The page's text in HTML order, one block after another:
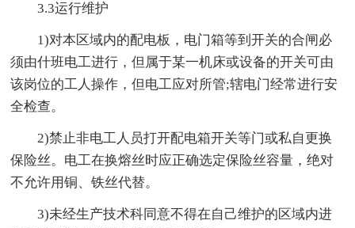
3.3运行维护
1)对本区域内的配电板，电门箱等到开关的合闸必
须由什班电工进行，但属于某一机床或设备的开关可由
该岗位的工人操作，但电工应对所管;辖电门经常进行安
全检查。
2)禁止非电工人员打开配电箱开关等门或私自更换
保险丝。电工在换熔丝时应正确选定保险丝容量，绝对
不允许用铜、铁丝代替。
3)未经生产技术科同意不得在自己维护的区域内进